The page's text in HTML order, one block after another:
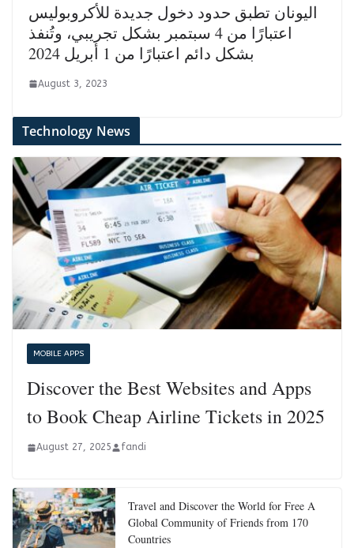
اليونان تطبق حدود دخول جديدة للأكروبوليس
اعتبارًا من 4 سبتمبر بشكل تجريبي، وتُنفذ
بشكل دائم اعتبارًا من 1 أبريل 2024
August 3, 2023
Technology News
MOBILE APPS
Discover the Best Websites and Apps
to Book Cheap Airline Tickets in 2025
August 27, 2025 fandi
Travel and Discover the World for Free A
Global Community of Friends from 170
Countries